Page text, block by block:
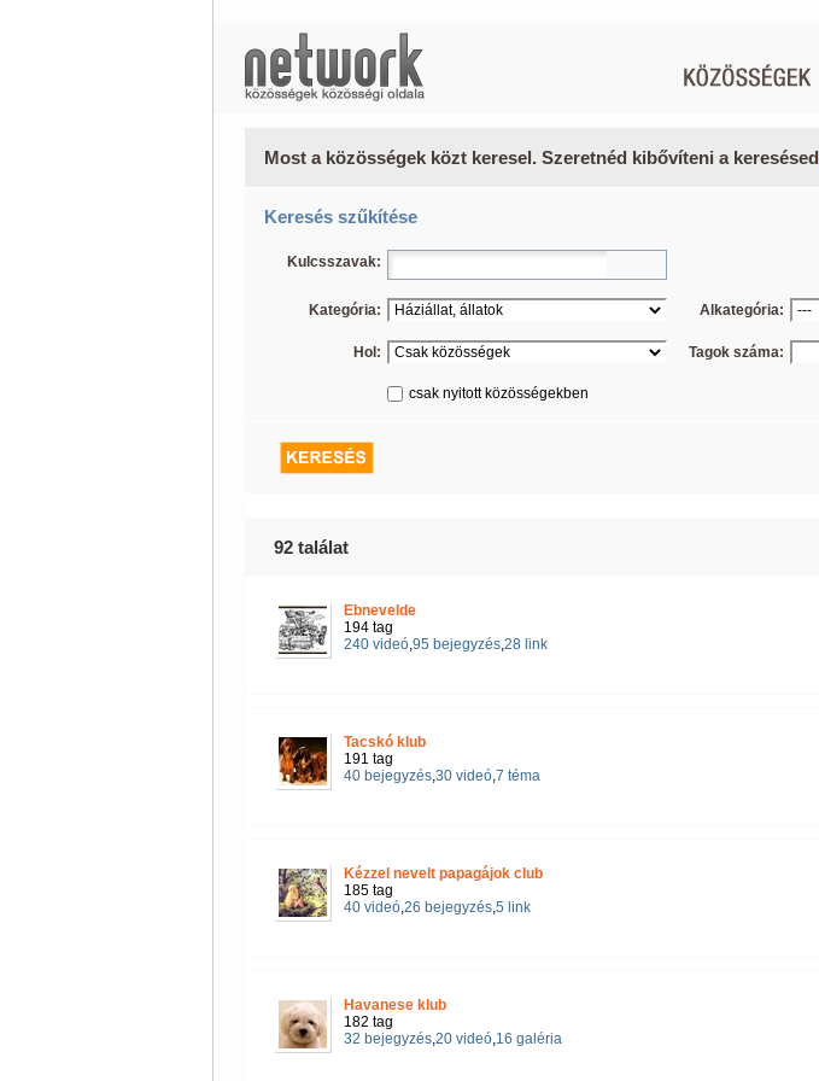
Most a közösségek közt keresel. Szeretnéd kibővíteni a keresésed
Keresés szűkítése
Kulcsszavak:
Kategória: Alkategória:
Hol: Tagok száma:
csak nyitott közösségekben
92 találat
Ebnevelde
194 tag
240 videó,95 bejegyzés,28 link
Tacskó klub
191 tag
40 bejegyzés,30 videó,7 téma
Kézzel nevelt papagájok club
185 tag
40 videó,26 bejegyzés,5 link
Havanese klub
182 tag
32 bejegyzés,20 videó,16 galéria